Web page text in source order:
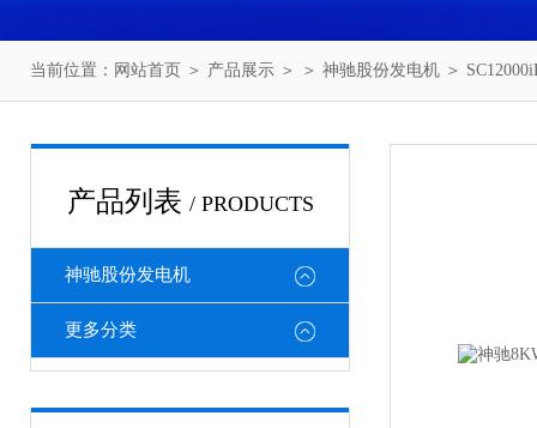
当前位置： 网站首页 ＞ 产品展示 ＞ ＞ 神驰股份发电机 ＞
产品列表 / PRODUCTS
神驰股份发电机
更多分类